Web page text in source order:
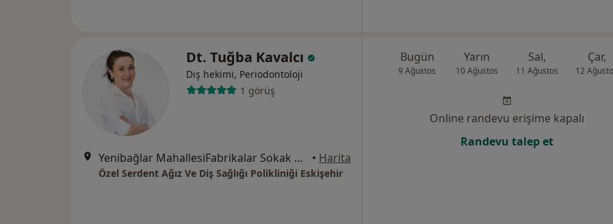
Dt. Tuğba Kavalcı
Diş hekimi, Periodontoloji
1 görüş
Yenibağlar MahallesiFabrikalar Sokak No:12-A, Tepebaşı • Harita
Özel Serdent Ağız Ve Diş Sağlığı Polikliniği Eskişehir
Bugün
9 Ağustos
Yarın
10 Ağustos
Sal,
11 Ağustos
Çar,
12
Online randevu erişime kapalı
Randevu talep et